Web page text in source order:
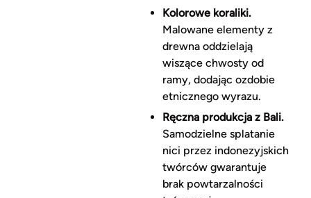
Kolorowe koraliki.
Malowane elementy z
drewna oddzielają
wiszące chwosty od
ramy, dodając ozdobie
etnicznego wyrazu.
Ręczna produkcja z Bali.
Samodzielne splatanie
nici przez indonezyjskich
twórców gwarantuje
brak powtarzalności